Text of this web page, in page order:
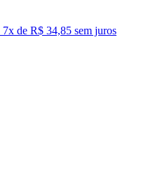
7x de R$ 34,85 sem juros